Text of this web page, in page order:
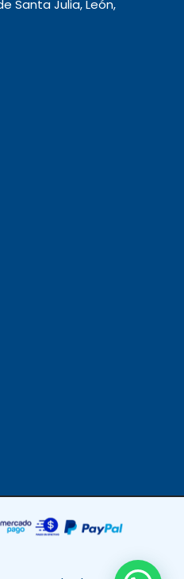
Santa Julia, León,